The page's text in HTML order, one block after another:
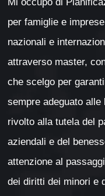
per famiglie e
nazionali e
attraverso master,
che scelgo per
sempre adeguato
rivolto alla tutela del
aziendali e del
attenzione al
dei diritti dei minori e